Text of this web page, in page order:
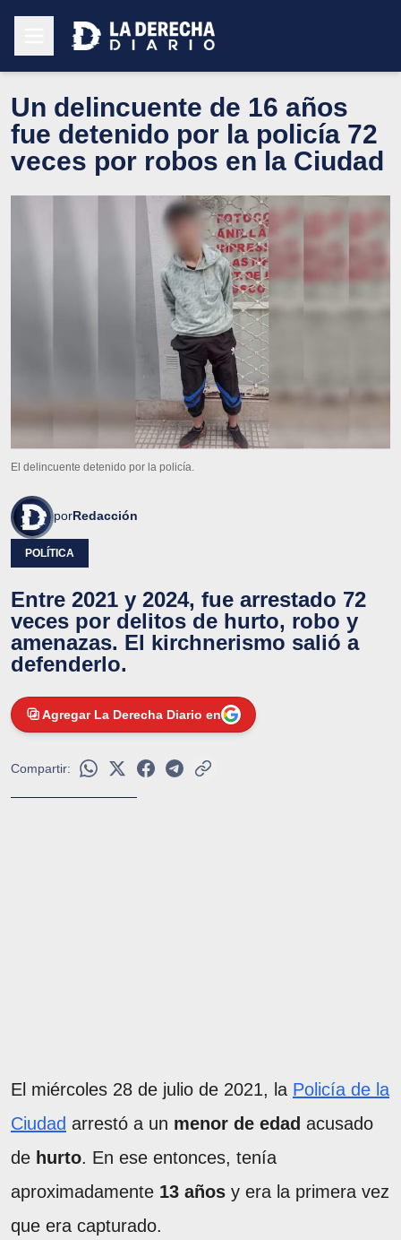
Un delincuente de 16 años
fue detenido por la policía 72
veces por robos en la Ciudad
El delincuente detenido por la policía.
porRedacción
POLÍTICA
Entre 2021 y 2024, fue arrestado 72
veces por delitos de hurto, robo y
amenazas. El kirchnerismo salió a
defenderlo.
Agregar La Derecha Diario en
Compartir:
El miércoles 28 de julio de 2021, la Policía de la
Ciudad arrestó a un menor de edad acusado
de hurto. En ese entonces, tenía
aproximadamente 13 años y era la primera vez
que era capturado.